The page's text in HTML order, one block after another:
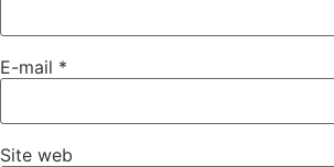
E-mail *
Site web